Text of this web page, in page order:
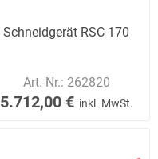
Schneidgerät RSC 170
Art.-Nr.: 262820
5.712,00 € inkl. MwSt.